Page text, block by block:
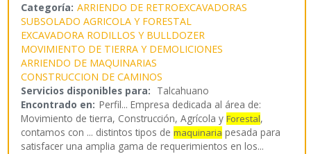
Categoría: ARRIENDO DE RETROEXCAVADORAS
SUBSOLADO AGRICOLA Y FORESTAL
EXCAVADORA RODILLOS Y BULLDOZER
MOVIMIENTO DE TIERRA Y DEMOLICIONES
ARRIENDO DE MAQUINARIAS
CONSTRUCCION DE CAMINOS
Servicios disponibles para: Talcahuano
Encontrado en: Perfil...Empresa dedicada al área de:
Movimiento de tierra, Construcción, Agrícola yForestal,
contamos con ... distintos tipos demaquinaria pesada para
satisfacer una amplia gama de requerimientos en los...